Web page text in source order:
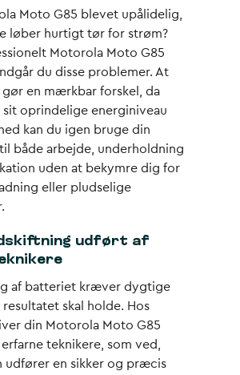
Moto G85 blevet upålidelig,
løber hurtigt tør for strøm?
Motorola Moto G85
du disse problemer. At
en mærkbar forskel, da
oprindelige energiniveau
kan du igen bruge din
både arbejde, underholdning
uden at bekymre dig for
eller pludselige
udført af
af batteriet kræver dygtige
skal holde. Hos
din Motorola Moto G85
teknikere, som ved,
udfører en sikker og præcis